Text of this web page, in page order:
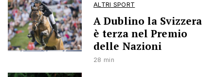
ALTRI SPORT
A Dublino la Svizzera
è terza nel Premio
delle Nazioni
28 min